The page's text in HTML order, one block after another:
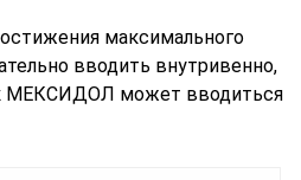
максимального
вводить внутривенно,
МЕКСИДОЛ может вводиться